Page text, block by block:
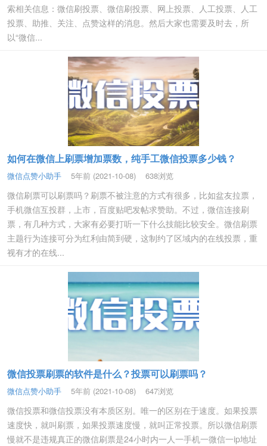
索相关信息：微信刷投票、微信刷投票、网上投票、人工投票、人工
投票、助推、关注、点赞这样的消息。然后大家也需要及时去，所
以“微信...
如何在微信上刷票增加票数，纯手工微信投票多少钱？
微信点赞小助手 5年前 (2021-10-08) 638浏览
微信刷票可以刷票吗？刷票不被注意的方式有很多，比如盆友拉票，
手机微信互投群，上市，百度贴吧发帖求赞助。不过，微信连接刷
票，有几种方式，大家有必要打听一下什么技能比较安全。微信刷票
主题行为连接可分为红利由简到硬，这制约了区域内的在线投票，重
视有才的在线...
微信投票刷票的软件是什么？投票可以刷票吗？
微信点赞小助手 5年前 (2021-10-08) 647浏览
微信投票和微信投票没有本质区别。唯一的区别在于速度。如果投票
速度快，就叫刷票，如果投票速度慢，就叫正常投票。所以微信刷票
慢就不是违规真正的微信刷票是24小时内一人一手机一微信一ip地址